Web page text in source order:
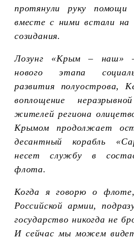
протянули руку
вместе с ними встали на
созидания.
Лозунг «Крым – наш»
нового этапа
развития полуострова,
воплощение
жителей региона
Крымом продолжает
десантный корабль
несет службу в
флота.
Когда я говорю о
Российской армии,
государство никогда не
И сейчас мы можем